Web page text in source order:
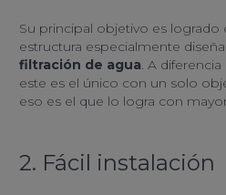
Su principal objetivo es logrado
estructura especialmente
filtración de agua . A
este es el único con un solo
eso es el que lo logra con
2. Fácil instalación